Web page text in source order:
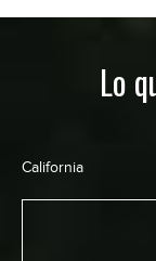
Lo
California